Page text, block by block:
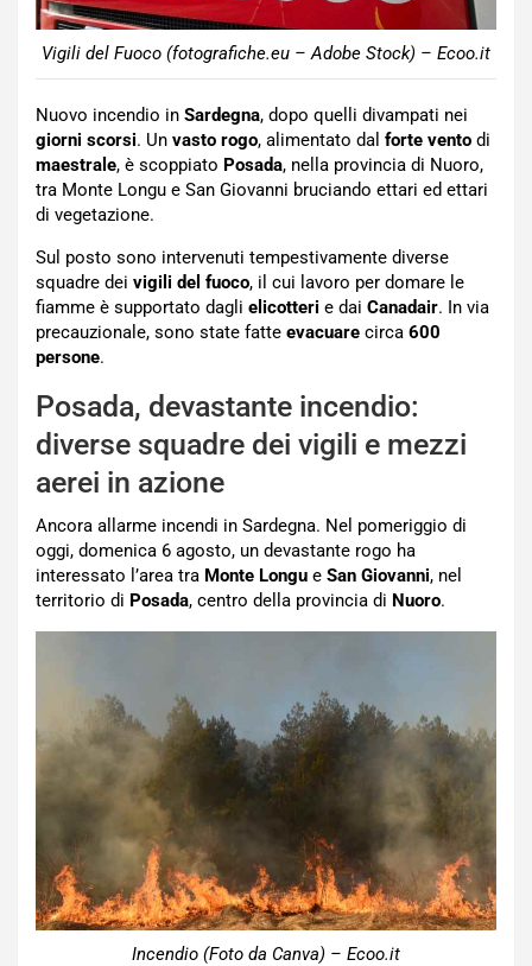
Vigili del Fuoco (fotografiche.eu – Adobe Stock) – Ecoo.it
Nuovo incendio in Sardegna, dopo quelli divampati nei
giorni scorsi. Un vasto rogo, alimentato dal forte vento di
maestrale, è scoppiato Posada, nella provincia di Nuoro,
tra Monte Longu e San Giovanni bruciando ettari ed ettari
di vegetazione.
Sul posto sono intervenuti tempestivamente diverse
squadre dei vigili del fuoco, il cui lavoro per domare le
fiamme è supportato dagli elicotteri e dai Canadair. In via
precauzionale, sono state fatte evacuare circa 600
persone.
Posada, devastante incendio:
diverse squadre dei vigili e mezzi
aerei in azione
Ancora allarme incendi in Sardegna. Nel pomeriggio di
oggi, domenica 6 agosto, un devastante rogo ha
interessato l’area tra Monte Longu e San Giovanni, nel
territorio di Posada, centro della provincia di Nuoro.
Incendio (Foto da Canva) – Ecoo.it